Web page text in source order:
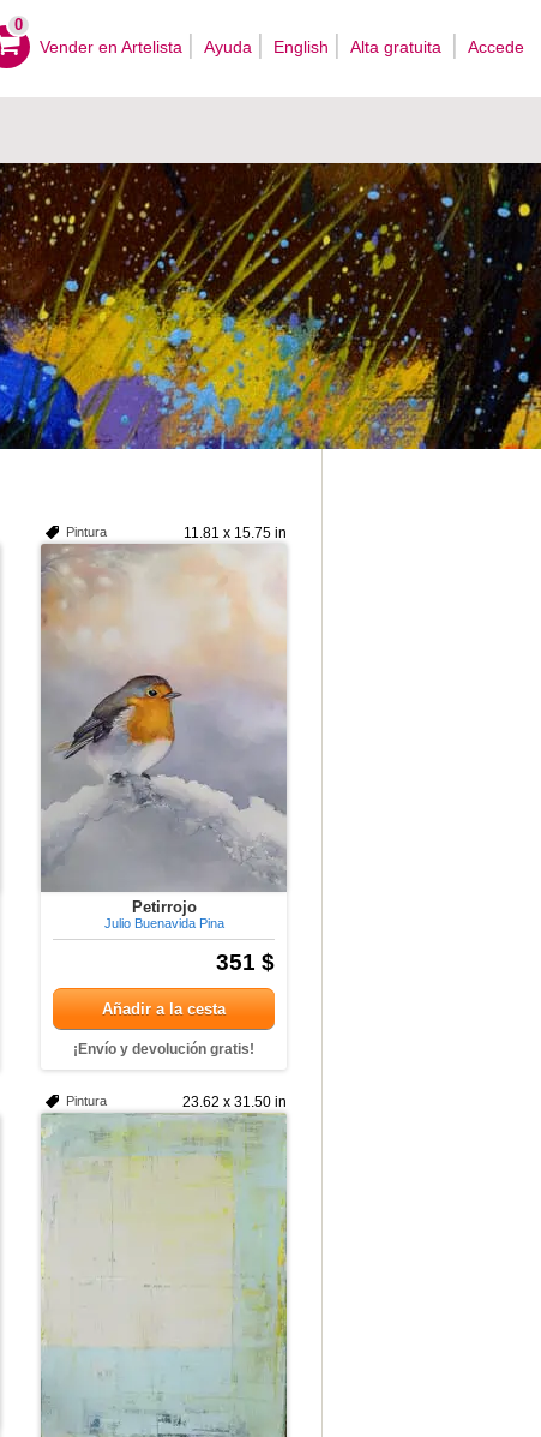
0
Vender en Artelista Ayuda English Alta gratuita Accede
11.81 x 15.75 in
Pintura
Petirrojo
Julio Buenavida Pina
351 $
Añadir a la cesta
¡Envío y devolución gratis!
23.62 x 31.50 in
Pintura